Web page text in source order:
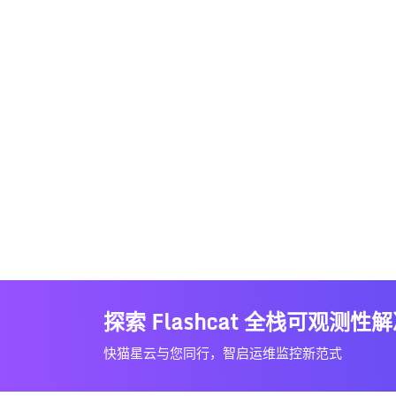
探索 Flashcat 全栈可观测性
快猫星云与您同行，智启运维监控新范式